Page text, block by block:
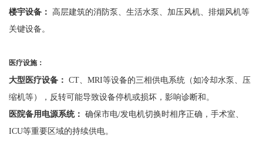
楼宇设备： 高层建筑的消防泵、生活水泵、加压风机、排烟风机等
关键设备。
医疗设施：
大型医疗设备： CT、MRI等设备的三相供电系统（如冷却水泵、压
缩机等），反转可能导致设备停机或损坏，影响诊断和。
医院备用电源系统： 确保市电/发电机切换时相序正确，手术室、
ICU等重要区域的持续供电。